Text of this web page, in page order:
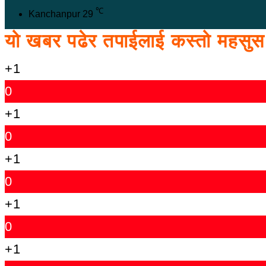
Kanchanpur 29 ℃
यो खबर पढेर तपाईलाई कस्तो
+1
0
+1
0
+1
0
+1
0
+1